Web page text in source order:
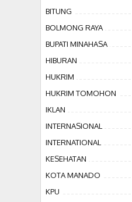
BITUNG
BOLMONG RAYA
BUPATI MINAHASA
HIBURAN
HUKRIM
HUKRIM TOMOHON
IKLAN
INTERNASIONAL
INTERNATIONAL
KESEHATAN
KOTA MANADO
KPU